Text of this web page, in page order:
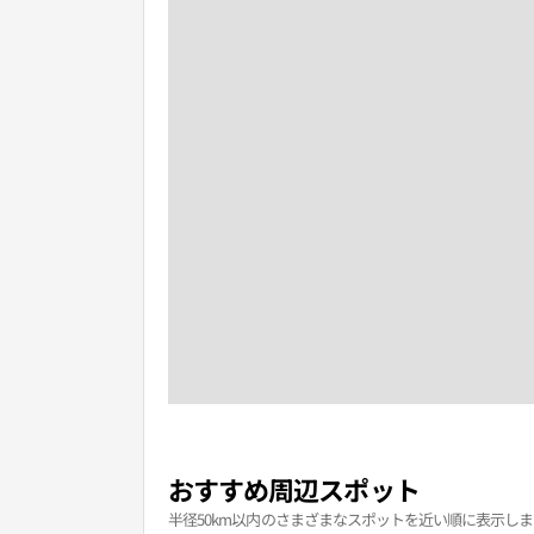
おすすめ周辺スポット
半径50km以内のさまざまなスポットを近い順に表示し